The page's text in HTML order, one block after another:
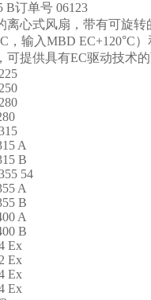
B订单号 06123
离心式风扇，带有可旋
C ，输入MBD EC+120°C
可提供具有EC驱动技术
A
B
54
A
B
A
B
Ex
Ex
Ex
Ex